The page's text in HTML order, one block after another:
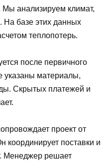
Мы анализируем климат,
На базе этих данных
теплопотерь.
после первичного
указаны материалы,
Скрытых платежей и
проект от
координирует поставки и
Менеджер решает